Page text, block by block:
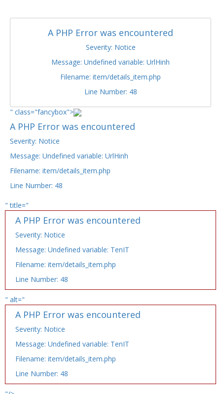
A PHP Error was encountered
Severity: Notice
Message: Undefined variable: UrlHinh
Filename: item/details_item.php
Line Number: 48
" class="fancybox">
A PHP Error was encountered
Severity: Notice
Message: Undefined variable: UrlHinh
Filename: item/details_item.php
Line Number: 48
" title="
A PHP Error was encountered
Severity: Notice
Message: Undefined variable: TenIT
Filename: item/details_item.php
Line Number: 48
" alt="
A PHP Error was encountered
Severity: Notice
Message: Undefined variable: TenIT
Filename: item/details_item.php
Line Number: 48